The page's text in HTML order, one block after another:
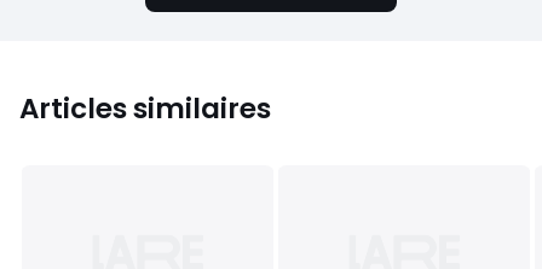
Articles similaires